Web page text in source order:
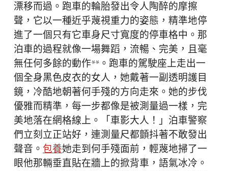
漂移而過。跑車的輪胎發出令人陶醉的摩擦
聲，它以一種近乎蔑視重力的姿態，精準地停
進了一個只有它車身尺寸寬度的停車格中。那
泊車的過程就像一場舞蹈，流暢、完美，且毫
無任何多餘的動作**。跑車的駕駛座上走出一
個全身黑色皮衣的女人，她戴著一副透明護目
鏡，冷酷地朝著何手殘的方向走來。她的步伐
優雅而精準，每一步都像是被測量過一樣，完
美地落在網格線上。「車影大人！」泊車警察
們立刻立正站好，連測量尺都顫抖著不敢發出
聲音。包養她走到何手殘面前，輕蔑地掃了一
眼他那輛垂直貼在牆上的掀背車，語氣冰冷。